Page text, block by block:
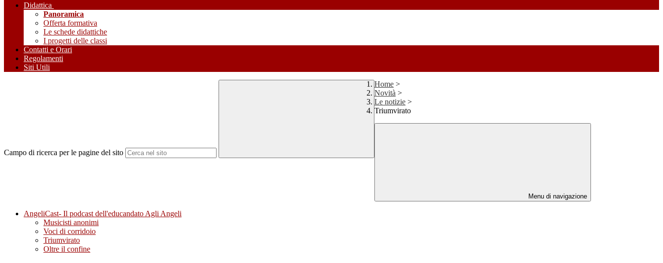
Didattica
Panoramica
Offerta formativa
Le schede didattiche
I progetti delle classi
Contatti e Orari
Regolamenti
Siti Utili
Campo di ricerca per le pagine del sito
Home >
Novità >
Le notizie >
Triumvirato
Menu di navigazione
AngeliCast- Il podcast dell'educandato Agli Angeli
Musicisti anonimi
Voci di corridoio
Triumvirato
Oltre il confine